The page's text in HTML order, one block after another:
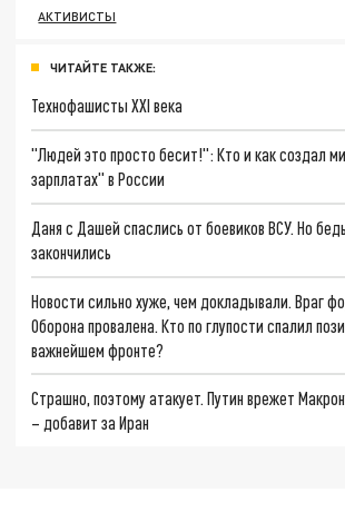
АКТИВИСТЫ
ЧИТАЙТЕ ТАКЖЕ:
Технофашисты XXI века
"Людей это просто бесит!": Кто и как создал
зарплатах" в России
Даня с Дашей спаслись от боевиков ВСУ. Но
закончились
Новости сильно хуже, чем докладывали. Враг
Оборона провалена. Кто по глупости спалил
важнейшем фронте?
Страшно, поэтому атакует. Путин врежет
– добавит за Иран